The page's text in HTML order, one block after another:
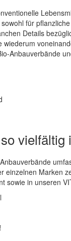
für
Details
wiederum
Anbauverbände
einzelnen Marken
sowie in unseren